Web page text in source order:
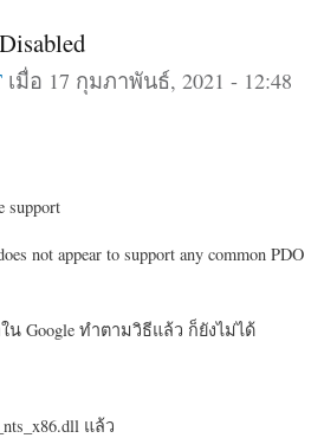
เมื่อ 17 กุมภาพันธ์, 2021 - 12:48
support
not appear to support any common PDO
Google ทำตามวิธีแล้ว ก็ยังไม่ได้
แล้ว